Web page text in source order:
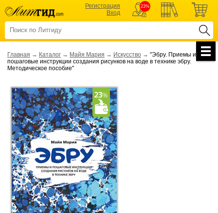
Регистрация
Вход
23%
Главная → Каталог → Майя Мария → Искусство → "Эбру. Приемы и
пошаговые инструкции создания рисунков на воде в технике эбру.
Методическое пособие"